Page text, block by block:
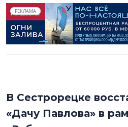
РЕКЛАМА
В Сестрорецке
«Дачу Павлова» в